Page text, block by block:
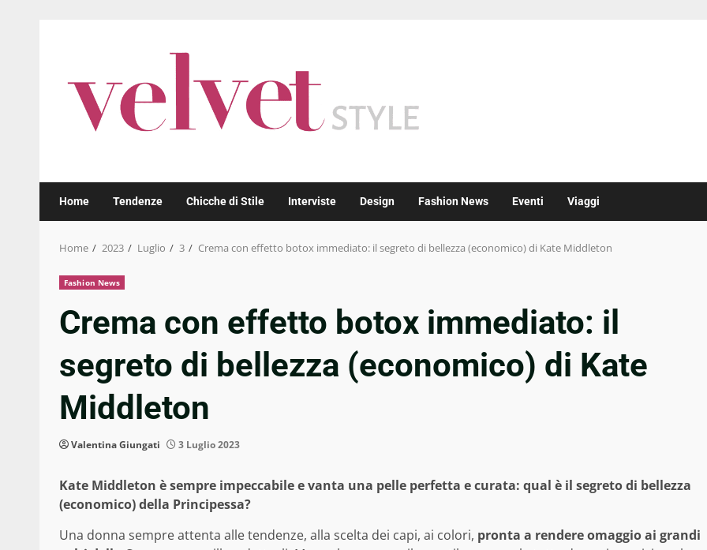
Home Tendenze Chicche di Stile Interviste Design Fashion News Eventi Viaggi
Home 2023 Luglio 3 Crema con effetto botox immediato: il segreto di bellezza (economico) di Kate Middleton
Fashion News
Crema con effetto botox immediato: il
segreto di bellezza (economico) di Kate
Middleton
Valentina Giungati 3 Luglio 2023
Kate Middleton è sempre impeccabile e vanta una pelle perfetta e curata: qual è il segreto di bellezza
(economico) della Principessa?
Una donna sempre attenta alle tendenze, alla scelta dei capi, ai colori, pronta a rendere omaggio ai grandi